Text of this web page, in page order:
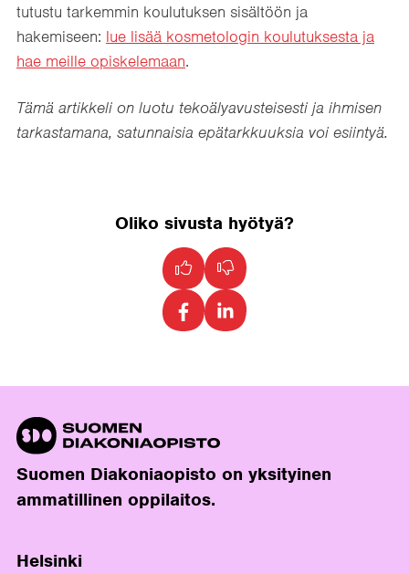
tutustu tarkemmin koulutuksen sisältöön ja
hakemiseen: lue lisää kosmetologin koulutuksesta ja
hae meille opiskelemaan.
Tämä artikkeli on luotu tekoälyavusteisesti ja ihmisen
tarkastamana, satunnaisia epätarkkuuksia voi esiintyä.
Oliko sivusta hyötyä?
Suomen Diakoniaopisto on yksityinen
ammatillinen oppilaitos.
Helsinki